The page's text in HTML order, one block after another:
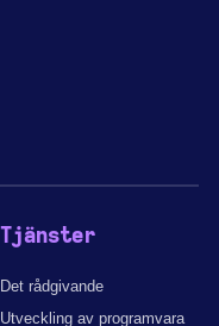
Tjänster
Det rådgivande
Utveckling av programvara